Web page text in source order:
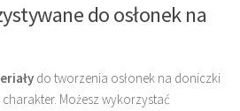
do osłonek na
do tworzenia osłonek na doniczki
Możesz wykorzystać